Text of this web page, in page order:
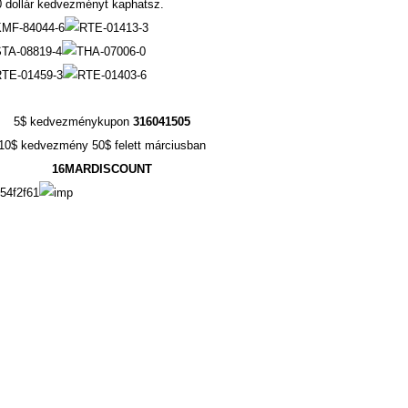
dollár kedvezményt kaphatsz.
5$ kedvezménykupon 316041505
kedvezmény 50$ felett márciusban
16MARDISCOUNT